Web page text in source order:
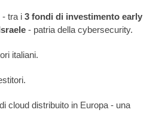
- tra i 3 fondi di investimento early
Israele - patria della cybersecurity.
italiani.
cloud distribuito in Europa - una